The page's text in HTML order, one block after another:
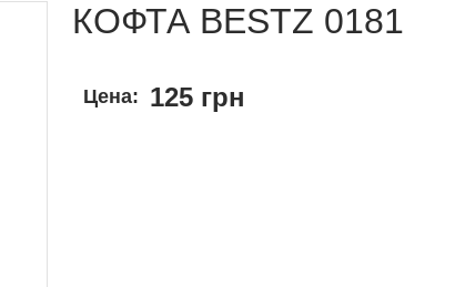
КОФТА BESTZ 0181
Цена: 125 грн